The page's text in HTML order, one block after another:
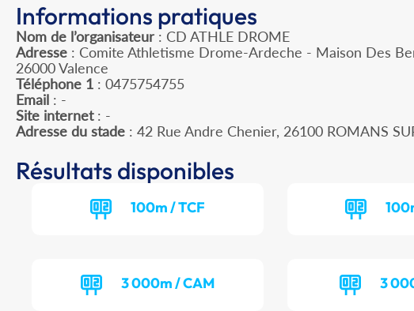
Informations pratiques
Nom de l’organisateur : CD ATHLE DROME
Adresse : Comite Athletisme Drome-Ardeche - Maison Des
26000 Valence
Téléphone 1 : 0475754755
Email : -
Site internet: -
Adresse du stade : 42 Rue Andre Chenier, 26100 ROMANS
Résultats disponibles
100m / TCF
3 000m / CAM 3